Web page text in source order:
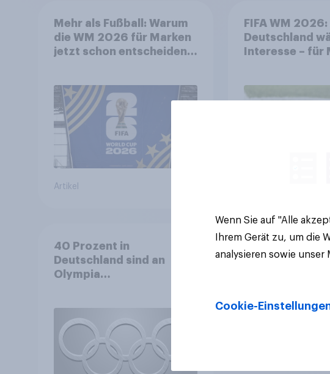
Mehr als Fußball: Warum
die WM 2026 für Marken
jetzt schon entscheidend
Artikel
FIFA WM
Deutschland
Interesse – für
40 Prozent in
Deutschland sind an
Olympia
neuer
Ausrüstung+++Umsatz
rückläufig
Wenn Sie auf "Alle
Ihrem Gerät zu, um die
analysieren sowie
Cookie-